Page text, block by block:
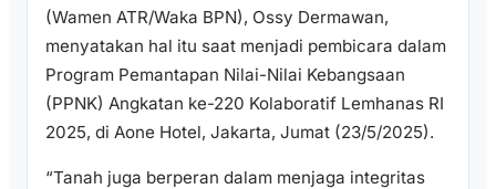
(Wamen ATR/Waka BPN), Ossy Dermawan,
menyatakan hal itu saat menjadi pembicara dalam
Program Pemantapan Nilai-Nilai Kebangsaan
(PPNK) Angkatan ke-220 Kolaboratif Lemhanas RI
2025, di Aone Hotel, Jakarta, Jumat (23/5/2025).
“Tanah juga berperan dalam menjaga integritas